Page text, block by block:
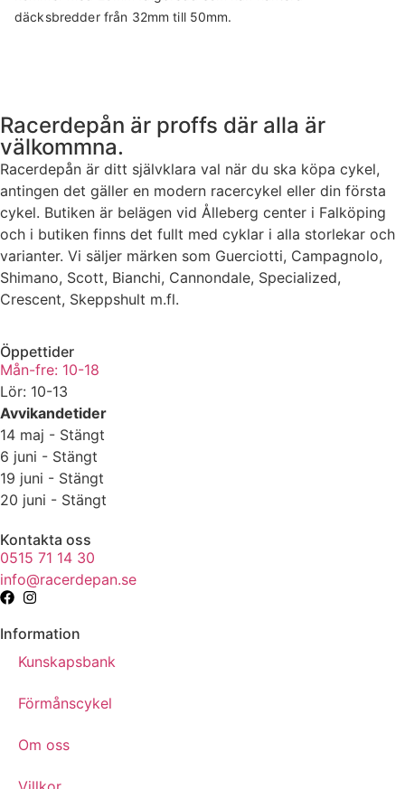
däcksbredder från 32mm till 50mm.
Racerdepån är proffs där alla är
välkommna.
Racerdepån är ditt självklara val när du ska köpa cykel,
antingen det gäller en modern racercykel eller din första
cykel. Butiken är belägen vid Ålleberg center i Falköping
och i butiken finns det fullt med cyklar i alla storlekar och
varianter. Vi säljer märken som Guerciotti, Campagnolo,
Shimano, Scott, Bianchi, Cannondale, Specialized,
Crescent, Skeppshult m.fl.
Öppettider
Mån-fre: 10-18
Lör: 10-13
Avvikandetider
14 maj - Stängt
6 juni - Stängt
19 juni - Stängt
20 juni - Stängt
Kontakta oss
0515 71 14 30
info@racerdepan.se
Information
Kunskapsbank
Förmånscykel
Om oss